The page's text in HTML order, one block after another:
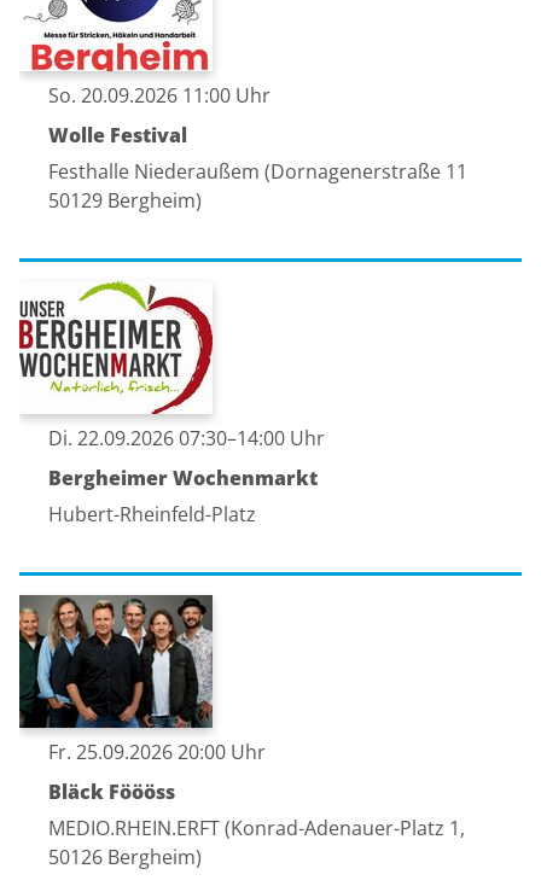
So. 20.09.2026 11:00 Uhr
Wolle Festival
Festhalle Niederaußem (Dornagenerstraße 11
50129 Bergheim)
Di. 22.09.2026 07:30–14:00 Uhr
Bergheimer Wochenmarkt
Hubert-Rheinfeld-Platz
Fr. 25.09.2026 20:00 Uhr
Bläck Föööss
MEDIO.RHEIN.ERFT (Konrad-Adenauer-Platz 1,
50126 Bergheim)